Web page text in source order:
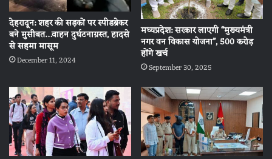
देहरादून: शहर की सड़कों पर स्पीडब्रेकर
बने मुसीबत…वाहन दुर्घटनाग्रस्त, हादसे
से सहमा मासूम
December 11, 2024
मध्यप्रदेश: सरकार लाएगी “मुख्यमंत्री
नगर वन विकास योजना”, 500 करोड़
होंगे खर्च
September 30, 2025